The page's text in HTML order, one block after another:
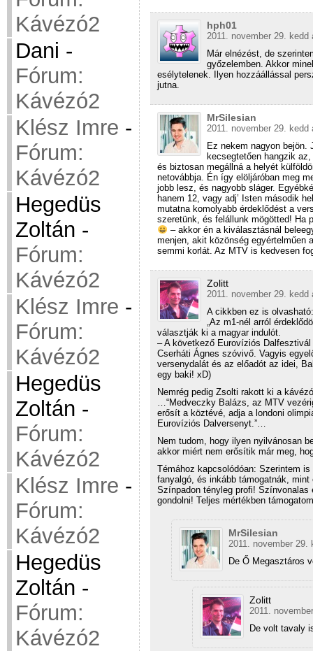
Kávézó2
Dani -
Fórum:
Kávézó2
Klész Imre -
Fórum:
Kávézó2
Hegedüs
Zoltán -
Fórum:
Kávézó2
Klész Imre -
Fórum:
Kávézó2
Hegedüs
Zoltán -
Fórum:
Kávézó2
Klész Imre -
Fórum:
Kávézó2
Hegedüs
Zoltán -
Fórum:
Kávézó2
hph01
2011. november 29. kedd
Már elnézést, de
győzelemben. Akkor
esélytelenek. Ilyen hozzáállással
jutna.
MrSilesian
2011. november 29. kedd
Ez nekem nagyon bejön.
kecsegtetően hangzik
és biztosan megállná a helyét
netovábbja. Én így elöljáróban meg
jobb lesz, és nagyobb sláger.
hanem 12, vagy adj’ Isten második
mutatna komolyabb érdeklődést a
szeretünk, és felállunk mögötted! Ha
– akkor én a kiválasztásnál
menjen, akit közönség
semmi korlát. Az MTV is kedvesen
Zolitt
2011. november 29. kedd
A cikkben ez is olvasható:
„Az m1-nél arról
választják ki a magyar indulót.
– A következő Eurovíziós
Cserháti Ágnes szóvivő. Vagyis
versenydalát és az előadót az idei,
egy baki! xD)
Nemrég pedig Zsolti rakott ki a
…“Medveczky Balázs, az MTV
erősít a köztévé, adja a londoni
Eurovíziós Dalversenyt.”…
Nem tudom, hogy ilyen nyilvánosan
akkor miért nem erősítik már meg,
Témához kapcsolódóan: Szerintem
fanyalgó, és inkább támogatnák, mint
Színpadon tényleg profi!
gondolni! Teljes mértékben
MrSilesian
2011. november 29.
De Ő Megasztáros
Zolitt
2011.
De volt tavaly